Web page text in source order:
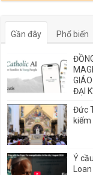
Gần đây Phổ biến
ĐẠI
Đức
Ý